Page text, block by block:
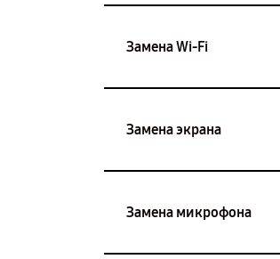
Замена Wi-Fi
Замена экрана
Замена микрофона